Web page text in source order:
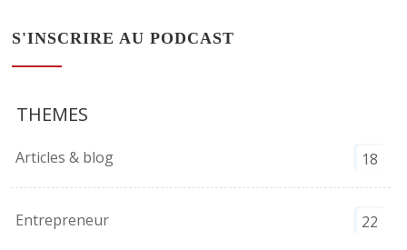
S'INSCRIRE AU PODCAST
THEMES
Articles & blog 18
Entrepreneur 22